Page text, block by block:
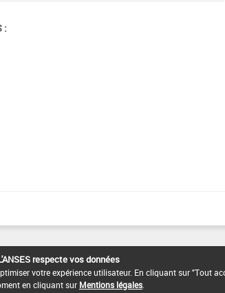
:
respecte vos données
votre expérience utilisateur. En cliquant sur "Tout
en cliquant sur Mentions légales